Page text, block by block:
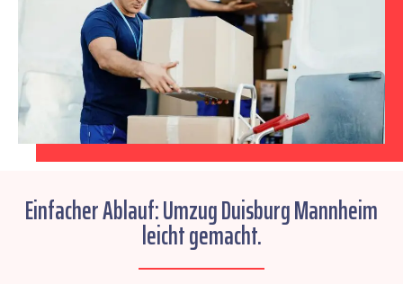
Einfacher Ablauf: Umzug Duisburg Mannheim
leicht gemacht.